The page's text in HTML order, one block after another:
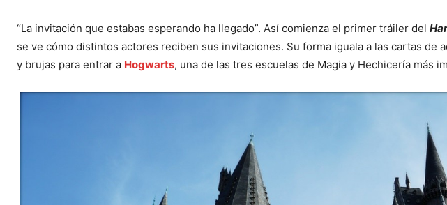
“La invitación que estabas esperando ha llegado”. Así comienza el primer tráiler del
se ve cómo distintos actores reciben sus invitaciones. Su forma iguala a las cartas de
y brujas para entrar a Hogwarts, una de las tres escuelas de Magia y Hechicería más